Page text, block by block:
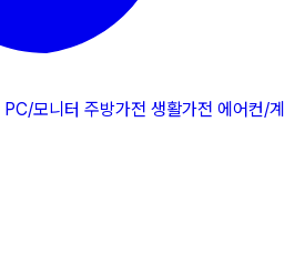
PC/모니터 주방가전 생활가전 에어컨/계